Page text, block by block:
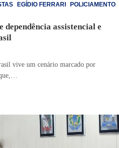
EGÍDIO FERRARI POLICIAMENTO
dependência assistencial e
vive um cenário marcado por